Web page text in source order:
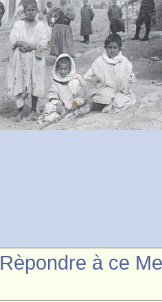
Rèpondre à ce